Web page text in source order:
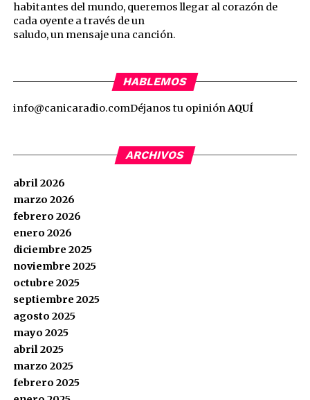
habitantes del mundo, queremos llegar al corazón de
cada oyente a través de un
saludo, un mensaje una canción.
HABLEMOS
info@canicaradio.comDéjanos tu opiniónAQUÍ
ARCHIVOS
abril 2026
marzo 2026
febrero 2026
enero 2026
diciembre 2025
noviembre 2025
octubre 2025
septiembre 2025
agosto 2025
mayo 2025
abril 2025
marzo 2025
febrero 2025